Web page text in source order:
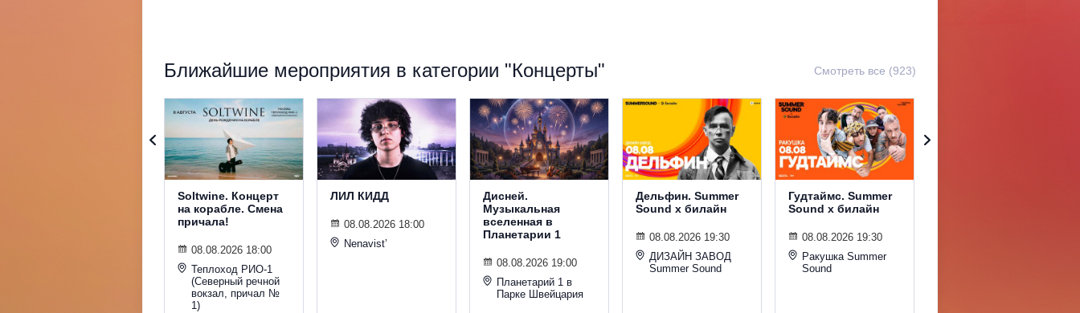
Ближайшие мероприятия в категории "Концерты" Смотреть все (923)
Soltwine. Концерт
на корабле. Смена
причала!
08.08.2026 18:00
Теплоход РИО-1
(Северный речной
вокзал, причал №
1)
ЛИЛ КИДД
08.08.2026 18:00
Nenavist’
Дисней.
Музыкальная
вселенная в
Планетарии 1
08.08.2026 19:00
Планетарий 1 в
Парке Швейцария
Дельфин. Summer
Sound х билайн
08.08.2026 19:30
ДИЗАЙН ЗАВОД
Summer Sound
Гудтаймс. Summer
Sound х билайн
08.08.2026 19:30
Ракушка Summer
Sound